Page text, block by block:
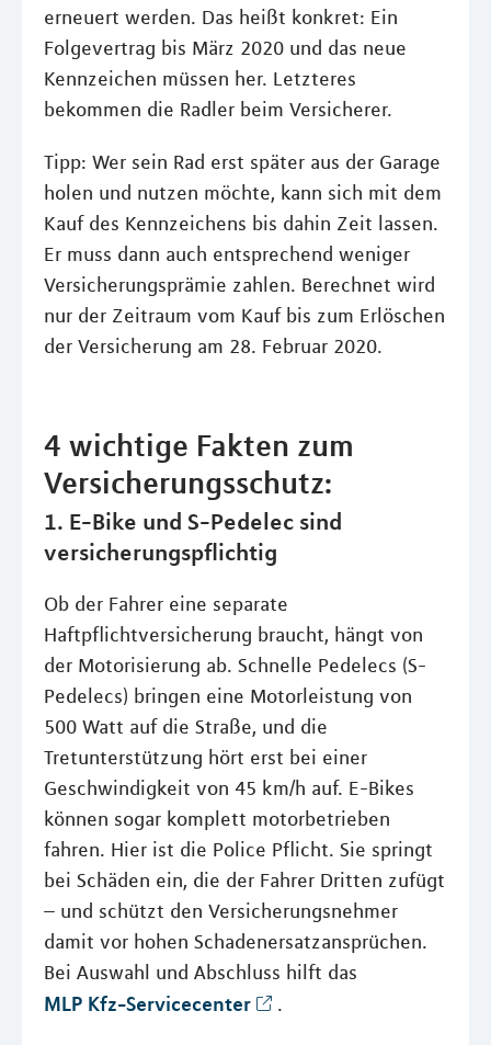
erneuert werden. Das heißt konkret: Ein
Folgevertrag bis März 2020 und das neue
Kennzeichen müssen her. Letzteres
bekommen die Radler beim Versicherer.
Tipp: Wer sein Rad erst später aus der Garage
holen und nutzen möchte, kann sich mit dem
Kauf des Kennzeichens bis dahin Zeit lassen.
Er muss dann auch entsprechend weniger
Versicherungsprämie zahlen. Berechnet wird
nur der Zeitraum vom Kauf bis zum Erlöschen
der Versicherung am 28. Februar 2020.
4 wichtige Fakten zum
Versicherungsschutz:
1. E-Bike und S-Pedelec sind
versicherungspflichtig
Ob der Fahrer eine separate
Haftpflichtversicherung braucht, hängt von
der Motorisierung ab. Schnelle Pedelecs (S-
Pedelecs) bringen eine Motorleistung von
500 Watt auf die Straße, und die
Tretunterstützung hört erst bei einer
Geschwindigkeit von 45 km/h auf. E-Bikes
können sogar komplett motorbetrieben
fahren. Hier ist die Police Pflicht. Sie springt
bei Schäden ein, die der Fahrer Dritten zufügt
– und schützt den Versicherungsnehmer
damit vor hohen Schadenersatzansprüchen.
Bei Auswahl und Abschluss hilft das
MLP Kfz-Servicecenter
.